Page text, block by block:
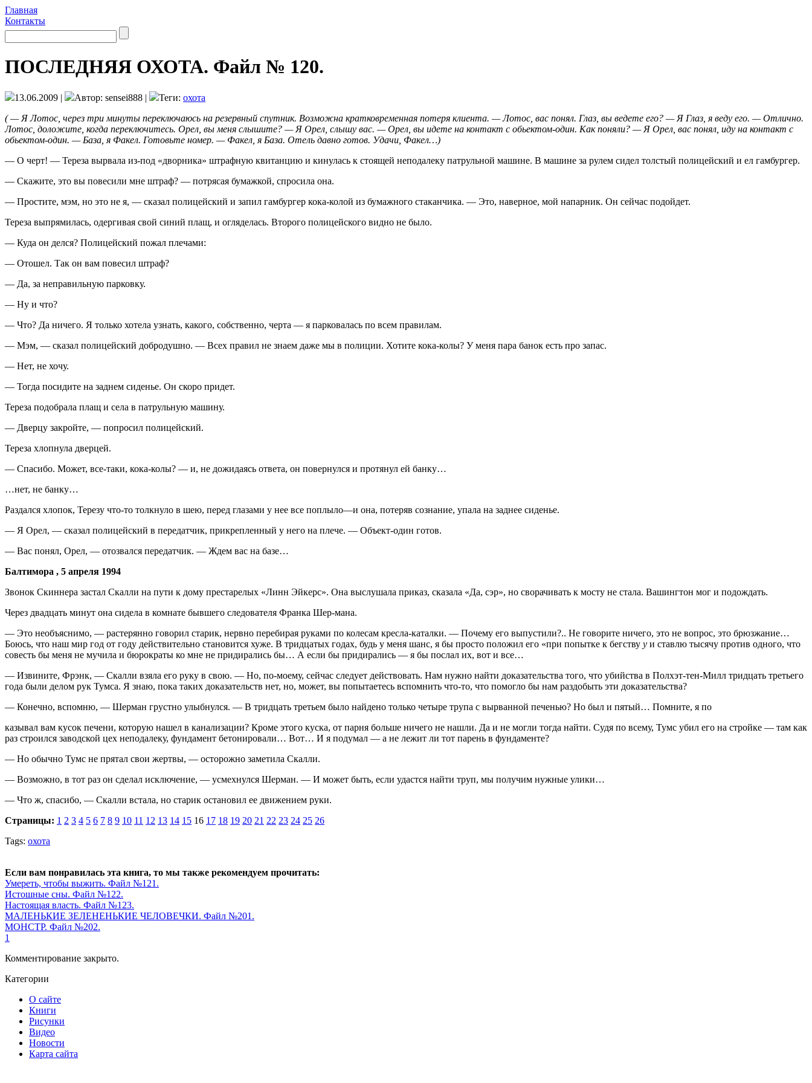
Главная
Контакты
ПОСЛЕДНЯЯ ОХОТА. Файл № 120.
13.06.2009 | Автор: sensei888 | Теги: охота
( —Я Лотос, через три минуты пере­ключаюсь на резервный спутник. Воз­можна кратковременная потеря клиен­та. — Лотос, вас понял. Глаз, вы ведете его? — Я Глаз, я веду его. — Отлично.
Лотос, доложите, когда переключитесь. Орел, вы меня слышите? — Я Орел, слы­шу вас. — Орел, вы идете на контакт с обьектом-один. Как поняли? — Я Орел, вас понял, иду на контакт с
обьектом-один. — База, я Факел. Готовьте но­мер. — Факел, я База. Отель давно го­тов. Удачи, Факел…)
— О черт! — Тереза вырвала из-под «дворника» штрафную квитанцию и кину­лась к стоящей неподалеку патрульной ма­шине. В машине за рулем сидел толстый полицейский и ел гамбургер.
— Скажите, это вы повесили мне штраф? — потрясая бумажкой, спросила она.
— Простите, мэм, но это не я, — ска­зал полицейский и запил гамбургер кока-колой из бумажного стаканчика. — Это, наверное, мой напарник. Он сейчас по­дойдет.
Тереза выпрямилась, одергивая свой си­ний плащ, и огляделась. Второго полицей­ского видно не было.
— Куда он делся? Полицейский пожал плечами:
— Отошел. Так он вам повесил штраф?
— Да, за неправильную парковку.
— Ну и что?
— Что? Да ничего. Я только хотела уз­нать, какого, собственно, черта — я пар­ковалась по всем правилам.
— Мэм, — сказал полицейский добро­душно. — Всех правил не знаем даже мы в полиции. Хотите кока-колы? У меня па­ра банок есть про запас.
— Нет, не хочу.
— Тогда посидите на заднем сиденье. Он скоро придет.
Тереза подобрала плащ и села в пат­рульную машину.
— Дверцу закройте, — попросил поли­цейский.
Тереза хлопнула дверцей.
— Спасибо. Может, все-таки, кока-колы? — и, не дожидаясь ответа, он по­вернулся и протянул ей банку…
…нет, не банку…
Раздался хлопок, Терезу что-то толкну­ло в шею, перед глазами у нее все поплы­ло—и она, потеряв сознание, упала на заднее сиденье.
— Я Орел, — сказал полицейский в передатчик, прикрепленный у него на пле­че. — Объект-один готов.
— Вас понял, Орел, — отозвался пере­датчик. — Ждем вас на базе…
Балтимора , 5 апреля 1994
Звонок Скиннера застал Скалли на пути к дому престарелых «Линн Эйкерс». Она выслушала приказ, сказала «Да, сэр», но сворачивать к мосту не стала. Вашингтон мог и подождать.
Через двадцать минут она сидела в ком­нате бывшего следователя Франка Шер-мана.
— Это необъяснимо, — растерянно го­ворил старик, нервно перебирая руками по колесам кресла-каталки. — Почему его выпустили?.. Не говорите ничего, это не вопрос, это брюзжание…
Боюсь, что наш мир год от году действительно становит­ся хуже. В тридцатых годах, будь у меня шанс, я бы просто положил его «при по­пытке к бегству у и ставлю тысячу против одного, что
совесть бы меня не мучила и бюрократы ко мне не придирались бы… А если бы придирались — я бы послал их, вот и все…
— Извините, Фрэнк, — Скалли взяла его руку в свою. — Но, по-моему, сейчас следует действовать. Нам нужно найти до­казательства того, что убийства в Полхэт-тен-Милл тридцать третьего
года были де­лом рук Тумса. Я знаю, пока таких дока­зательств нет, но, может, вы попытаетесь вспомнить что-то, что помогло бы нам раз­добыть эти доказательства?
— Конечно, вспомню, — Шерман груст­но улыбнулся. — В тридцать третьем было найдено только четыре трупа с вырванной печенью? Но был и пятый… Помните, я по­
казывал вам кусок печени, которую нашел в канализации? Кроме этого куска, от пар­ня больше ничего не нашли. Да и не могли тогда найти. Судя по всему, Тумс убил его на стройке — там как
раз строился завод­ской цех неподалеку, фундамент бетониро­вали… Вот… И я подумал — а не лежит ли тот парень в фундаменте?
— Но обычно Тумс не прятал свои жертвы, — осторожно заметила Скалли.
— Возможно, в тот раз он сделал исклю­чение, — усмехнулся Шерман. — И может быть, если удастся найти труп, мы получим нужные улики…
— Что ж, спасибо, — Скалли встала, но старик остановил ее движением руки.
Страницы: 1 2 3 4 5 6 7 8 9 10 11 12 13 14 15 16 17 18 19 20 21 22 23 24 25 26
Tags: охота
Если вам понравилась эта книга, то мы также рекомендуем прочитать:
Умереть, чтобы выжить. Файл №121.
Истошные сны. Файл №122.
Настоящая власть. Файл №123.
МАЛЕНЬКИЕ ЗЕЛЕНЕНЬКИЕ ЧЕЛОВЕЧКИ. Файл №201.
МОНСТР. Файл №202.
1
Комментирование закрыто.
Категории
О сайте
Книги
Рисунки
Видео
Новости
Карта сайта